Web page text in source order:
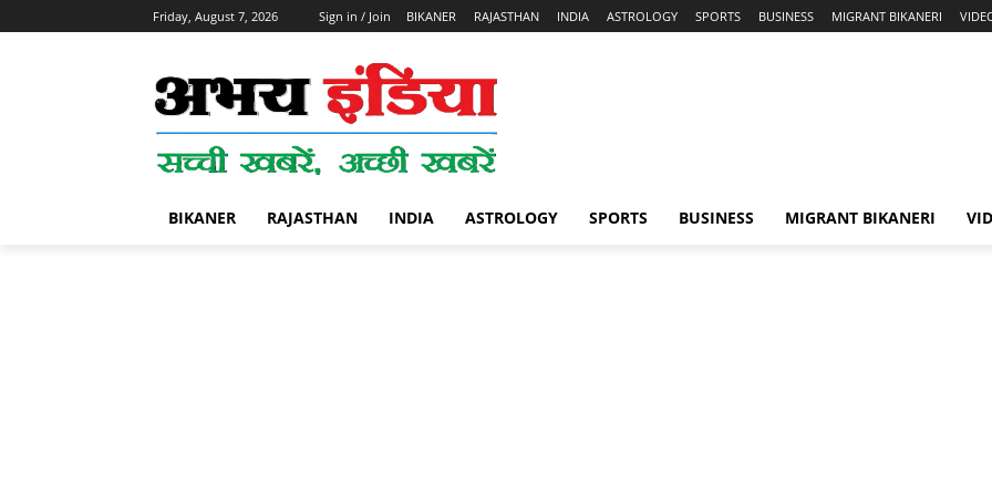
Friday, August 7, 2026 Sign in / Join BIKANER RAJASTHAN INDIA ASTROLOGY SPORTS BUSINESS MIGRANT BIKANERI
BIKANER RAJASTHAN INDIA ASTROLOGY SPORTS BUSINESS MIGRANT BIKANERI